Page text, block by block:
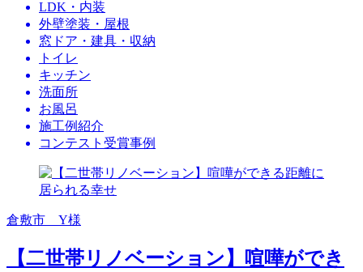
LDK・内装
外壁塗装・屋根
窓ドア・建具・収納
トイレ
キッチン
洗面所
お風呂
施工例紹介
コンテスト受賞事例
倉敷市 Y様
【二世帯リノベーション】喧嘩ができ